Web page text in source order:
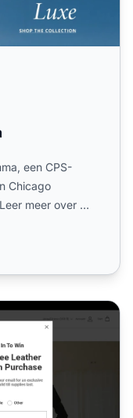
een CPS-
Chicago
meer over de